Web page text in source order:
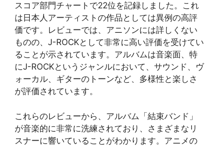
スコア部門チャートで22位を記録しました。これ
は日本人アーティストの作品としては異例の高評
価です。レビューでは、アニソンには詳しくない
ものの、J-ROCKとして非常に高い評価を受けてい
ることが示されています。アルバムは音楽面、特
にJ-ROCKというジャンルにおいて、サウンド、ヴ
ォーカル、ギターのトーンなど、多様性と楽しさ
が評価されています。
これらのレビューから、アルバム「結束バンド」
が音楽的に非常に洗練されており、さまざまなリ
スナーに響いていることがわかります。アニメの